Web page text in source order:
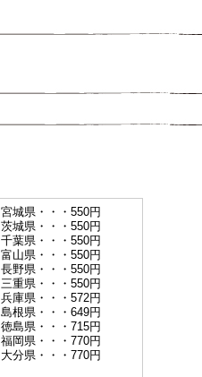
宮城県・・・550円
茨城県・・・550円
千葉県・・・550円
富山県・・・550円
長野県・・・550円
三重県・・・550円
兵庫県・・・572円
島根県・・・649円
徳島県・・・715円
福岡県・・・770円
大分県・・・770円